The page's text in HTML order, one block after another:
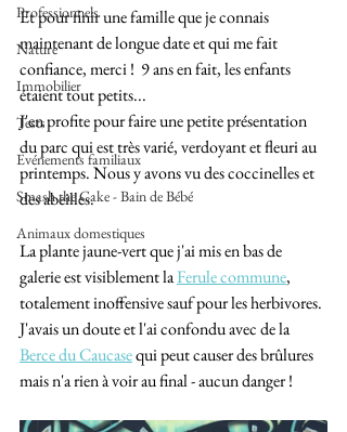
Professionnels
Nature
Immobilier
Tests
Evénements familiaux
Smash the Cake - Bain de Bébé
Animaux domestiques
Et pour finir une famille que je connais
maintenant de longue date et qui me fait
confiance, merci !  9 ans en fait, les enfants
étaient tout petits...
J'en profite pour faire une petite présentation
du parc qui est très varié, verdoyant et fleuri au
printemps. Nous y avons vu des coccinelles et
des abeilles.
La plante jaune-vert que j'ai mis en bas de
galerie est visiblement la Ferule commune,
totalement inoffensive sauf pour les herbivores.
J'avais un doute et l'ai confondu avec de la
Berce du Caucase qui peut causer des brûlures
mais n'a rien à voir au final - aucun danger !